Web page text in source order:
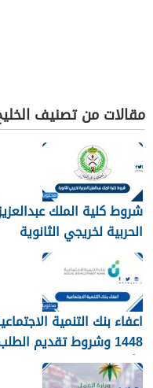
مقالات من تصنيف
شروط كلية الملك
الحربية لخريجي الثانوية
1448
اعفاء بنك التنمية
1448 وشروط تقديم
وأهم الأوراق والمستندات